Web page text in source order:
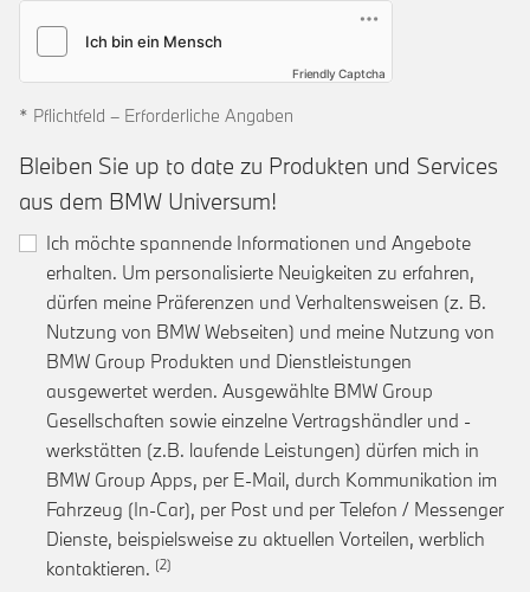
Friendly Captcha
* Pflichtfeld – Erforderliche Angaben
Bleiben Sie up to date zu Produkten und Services
aus dem BMW Universum!
Ich möchte spannende Informationen und Angebote
erhalten. Um personalisierte Neuigkeiten zu erfahren,
dürfen meine Präferenzen und Verhaltensweisen (z. B.
Nutzung von BMW Webseiten) und meine Nutzung von
BMW Group Produkten und Dienstleistungen
ausgewertet werden. Ausgewählte BMW Group
Gesellschaften sowie einzelne Vertragshändler und -
werkstätten (z.B. laufende Leistungen) dürfen mich in
BMW Group Apps, per E-Mail, durch Kommunikation im
Fahrzeug (In-Car), per Post und per Telefon / Messenger
Dienste, beispielsweise zu aktuellen Vorteilen, werblich
kontaktieren. Link zur Fußnote: Einwilligung zur